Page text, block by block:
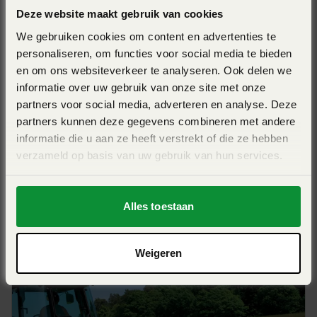
Deze website maakt gebruik van cookies
We gebruiken cookies om content en advertenties te
personaliseren, om functies voor social media te bieden
en om ons websiteverkeer te analyseren. Ook delen we
informatie over uw gebruik van onze site met onze
partners voor social media, adverteren en analyse. Deze
partners kunnen deze gegevens combineren met andere
informatie die u aan ze heeft verstrekt of die ze hebben
verzameld op basis van uw gebruik van hun services.
Alles toestaan
Weigeren
Samengevat
De KUHN GMD 3515 biedt veehouders en loonwerkers de
perfecte combinatie van compactheid, precisie en
duurzaamheid. Deze maaier is een betrouwbare keuze
voor wie hoge eisen stelt aan maaikwaliteit en
transportgemak.
KUHN GMD 4011
Werkbreedte 3,95m - FAST-FIT
messensnelwisselsysteem - LIFT-CONTROL - perfecte
bodemaanpassing
View